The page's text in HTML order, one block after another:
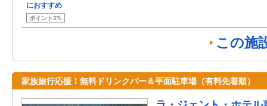
におすすめ
ポイント2%
この施
家族旅行応援！無料ドリンクバー＆平面駐車場（有料先着順）